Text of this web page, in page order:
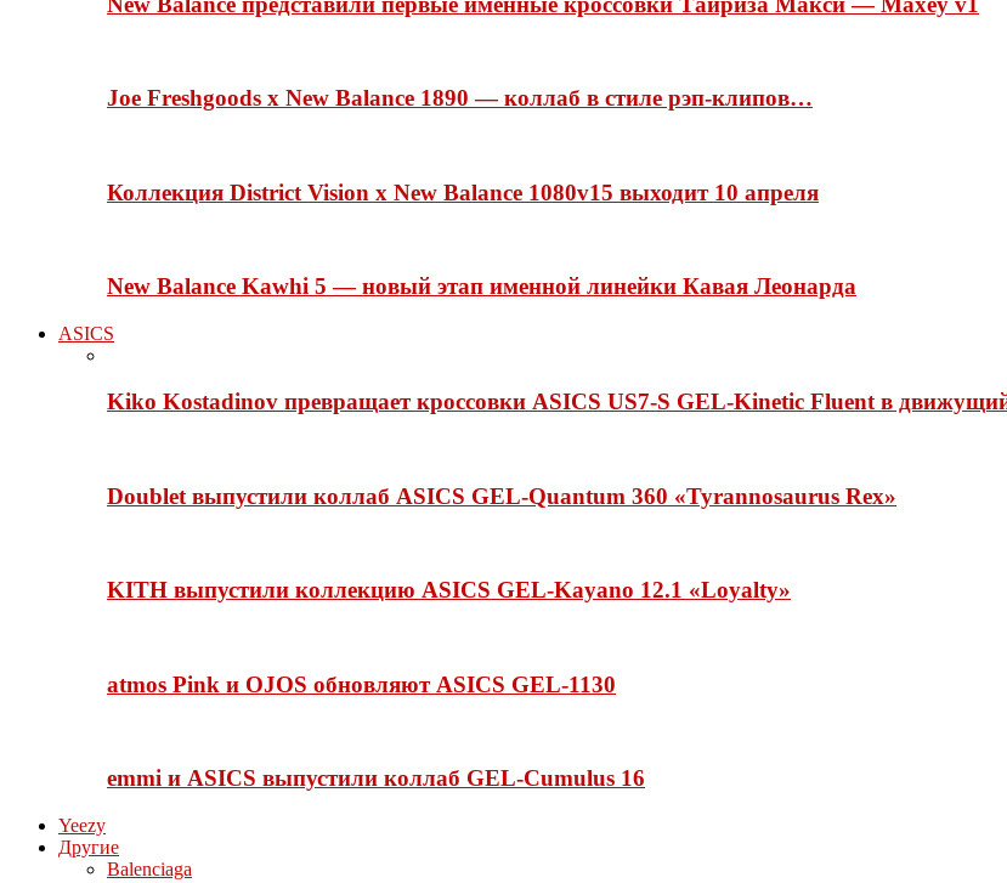
Joe Freshgoods x New Balance 1890 — коллаб в стиле рэп-клипов…
Коллекция District Vision x New Balance 1080v15 выходит 10 апреля
New Balance Kawhi 5 — новый этап именной линейки Кавая Леонарда
ASICS
Kiko Kostadinov превращает кроссовки ASICS US7-S GEL-Kinetic Fluent в
Doublet выпустили коллаб ASICS GEL-Quantum 360 «Tyrannosaurus Rex»
KITH выпустили коллекцию ASICS GEL-Kayano 12.1 «Loyalty»
atmos Pink и OJOS обновляют ASICS GEL-1130
emmi и ASICS выпустили коллаб GEL-Cumulus 16
Yeezy
Другие
Balenciaga